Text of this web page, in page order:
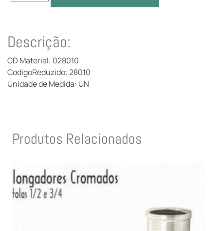
Descrição:
CD Material: 028010
CodigoReduzido: 28010
Unidade de Medida: UN
Produtos Relacionados